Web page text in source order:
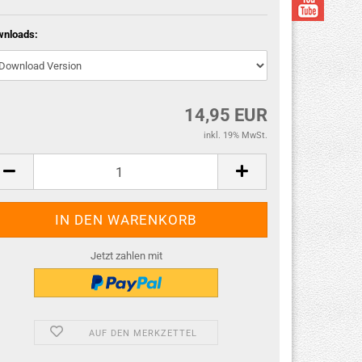
14,95 EUR
inkl. 19% MwSt.
Jetzt zahlen mit
AUF DEN MERKZETTEL